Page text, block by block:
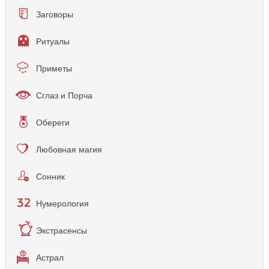
Заговоры
Ритуалы
Приметы
Сглаз и Порча
Обереги
Любовная магия
Сонник
Нумерология
Экстрасенсы
Астрал